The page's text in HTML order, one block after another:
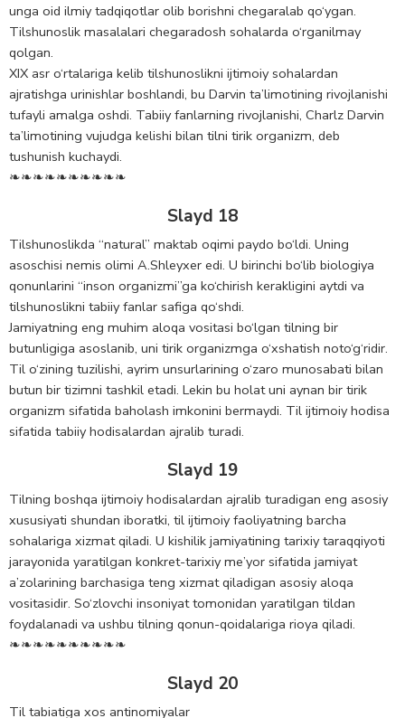
unga oid ilmiy tadqiqotlar olib borishni chegaralab qo‘ygan.
Tilshunoslik masalalari chegaradosh sohalarda o‘rganilmay
qolgan.
XIX asr o‘rtalariga kelib tilshunoslikni ijtimoiy sohalardan
ajratishga urinishlar boshlandi, bu Darvin ta’limotining rivojlanishi
tufayli amalga oshdi. Tabiiy fanlarning rivojlanishi, Charlz Darvin
ta’limotining vujudga kelishi bilan tilni tirik organizm, deb
tushunish kuchaydi.
❧❧❧❧❧❧❧❧❧❧
Slayd 18
Tilshunoslikda “natural” maktab oqimi paydo bo‘ldi. Uning
asoschisi nemis olimi A.Shleyxer edi. U birinchi bo‘lib biologiya
qonunlarini “inson organizmi”ga ko‘chirish kerakligini aytdi va
tilshunoslikni tabiiy fanlar safiga qo‘shdi.
Jamiyatning eng muhim aloqa vositasi bo‘lgan tilning bir
butunligiga asoslanib, uni tirik organizmga o‘xshatish noto‘g‘ridir.
Til o‘zining tuzilishi, ayrim unsurlarining o‘zaro munosabati bilan
butun bir tizimni tashkil etadi. Lekin bu holat uni aynan bir tirik
organizm sifatida baholash imkonini bermaydi. Til ijtimoiy hodisa
sifatida tabiiy hodisalardan ajralib turadi.
Slayd 19
Tilning boshqa ijtimoiy hodisalardan ajralib turadigan eng asosiy
xususiyati shundan iboratki, til ijtimoiy faoliyatning barcha
sohalariga xizmat qiladi. U kishilik jamiyatining tarixiy taraqqiyoti
jarayonida yaratilgan konkret-tarixiy me’yor sifatida jamiyat
a’zolarining barchasiga teng xizmat qiladigan asosiy aloqa
vositasidir. So‘zlovchi insoniyat tomonidan yaratilgan tildan
foydalanadi va ushbu tilning qonun-qoidalariga rioya qiladi.
❧❧❧❧❧❧❧❧❧❧
Slayd 20
Til tabiatiga xos antinomiyalar